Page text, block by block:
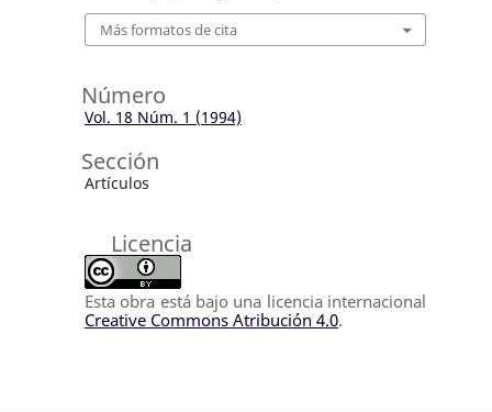
Más formatos de cita
Número
Vol. 18 Núm. 1 (1994)
Sección
Artículos
Licencia
Esta obra está bajo una licencia internacional
Creative Commons Atribución 4.0.